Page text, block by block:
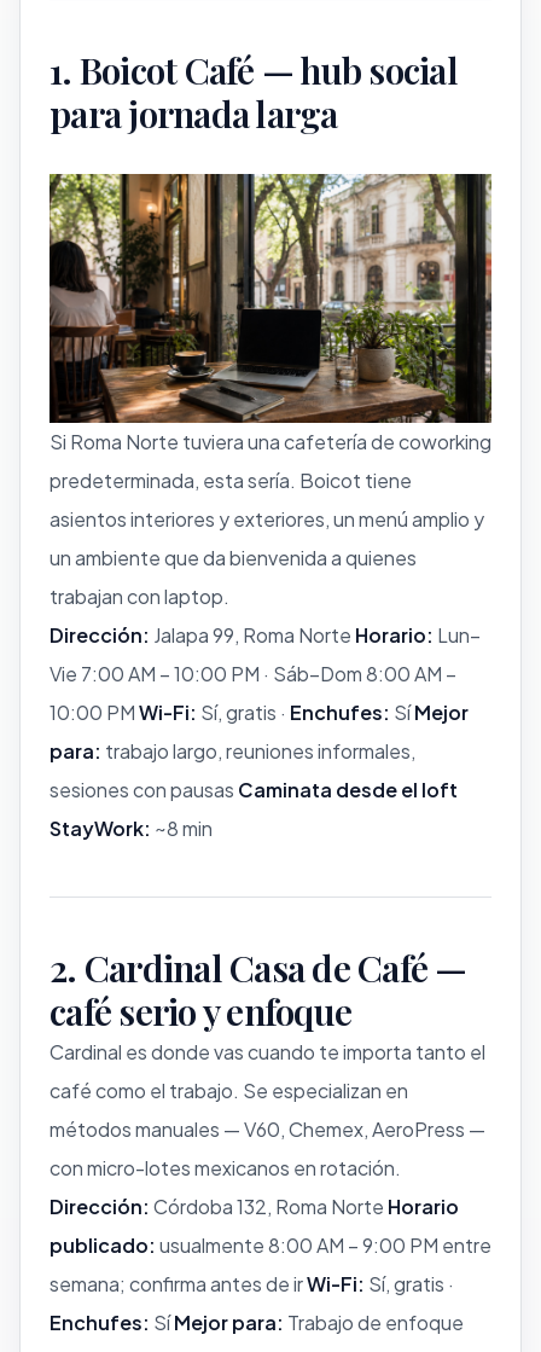
1. Boicot Café — hub social
para jornada larga
Si Roma Norte tuviera una cafetería de coworking
predeterminada, esta sería. Boicot tiene
asientos interiores y exteriores, un menú amplio y
un ambiente que da bienvenida a quienes
trabajan con laptop.
Dirección: Jalapa 99, Roma Norte Horario: Lun–
Vie 7:00 AM – 10:00 PM · Sáb–Dom 8:00 AM –
10:00 PMWi-Fi: Sí, gratis · Enchufes: SíMejor
para: trabajo largo, reuniones informales,
sesiones con pausas Caminata desde el loft
StayWork: ~8 min
2. Cardinal Casa de Café —
café serio y enfoque
Cardinal es donde vas cuando te importa tanto el
café como el trabajo. Se especializan en
métodos manuales — V60, Chemex, AeroPress —
con micro-lotes mexicanos en rotación.
Dirección: Córdoba 132, Roma Norte Horario
publicado: usualmente 8:00 AM – 9:00 PM entre
semana; confirma antes de irWi-Fi: Sí, gratis ·
Enchufes: SíMejor para: Trabajo de enfoque